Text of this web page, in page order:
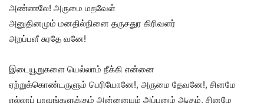
அண்ணலே! அருமை மதவேள்
அனுதினமும் மனதில்நினை தருசதுர கிரிவளர்
அறப்பளீ சுரதே வனே!
இடையூறுகளை யெல்லாம் நீக்கி என்னை
ஏற்றுக்கொண்டருளும் பெரியோனே!, அருமை தேவனே!, சினமே
எல்லாப் பாவங்களுக்கும் அன்னையும் அப்பனும் ஆகும், சினமே